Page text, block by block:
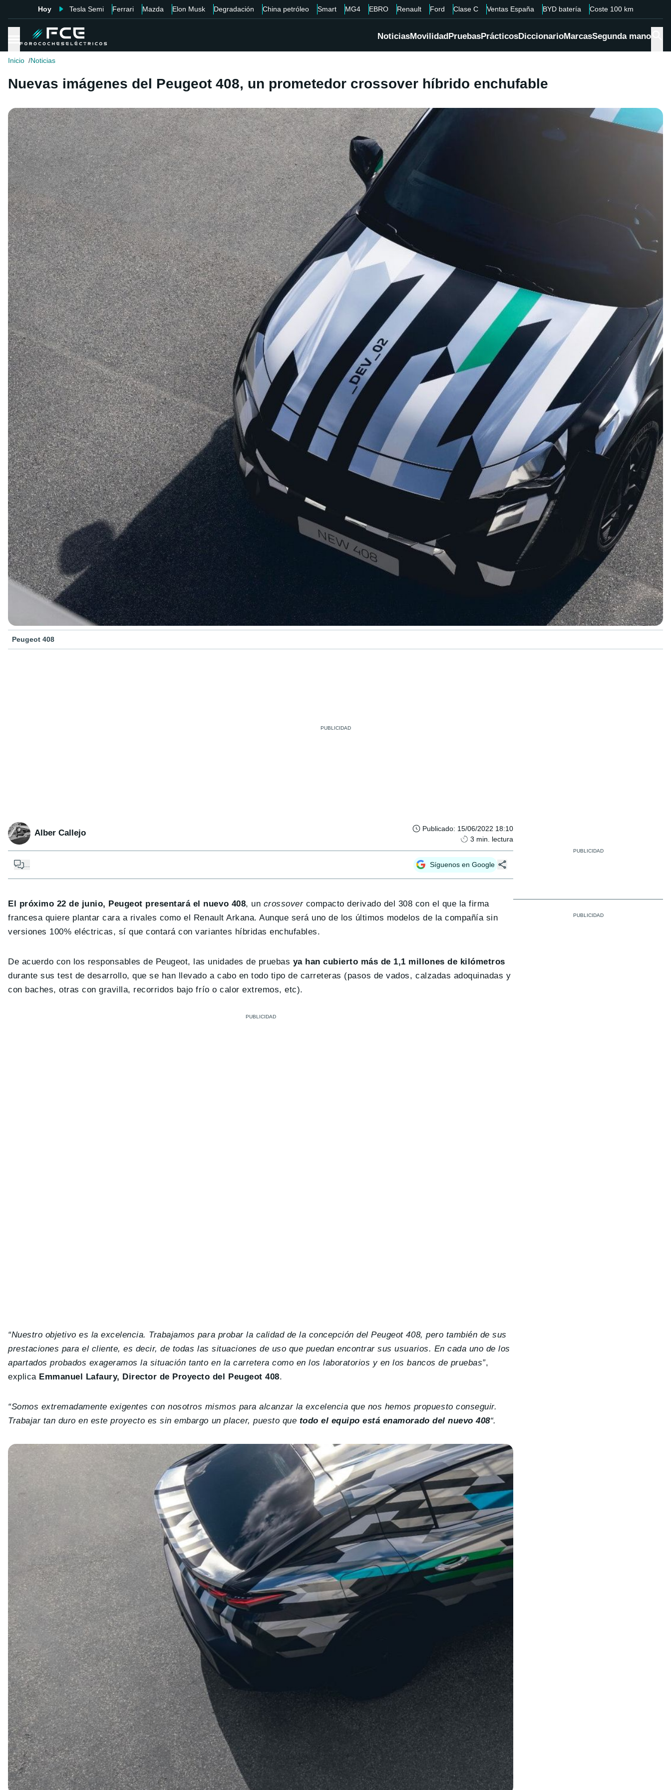
Hoy Tesla Semi Ferrari Mazda Elon Musk Degradación China petróleo Smart MG4 EBRO Renault Ford Clase C Ventas España BYD batería Coste 100 km
NoticiasMovilidadPruebasPrácticosDiccionarioMarcasSegunda mano
Inicio Noticias
Nuevas imágenes del Peugeot 408, un prometedor crossover híbrido enchufable
Peugeot 408
Alber Callejo Publicado: 15/06/2022 18:10
3 min. lectura
Síguenos en Google
El próximo 22 de junio, Peugeot presentará el nuevo 408, un crossovercompacto derivado del 308 con el que la firma
francesa quiere plantar cara a rivales como el Renault Arkana. Aunque será uno de los últimos modelos de la compañía sin
versiones 100% eléctricas, sí que contará con variantes híbridas enchufables.
De acuerdo con los responsables de Peugeot, las unidades de pruebas ya han cubierto más de 1,1 millones de kilómetros
durante sus test de desarrollo, que se han llevado a cabo en todo tipo de carreteras (pasos de vados, calzadas adoquinadas y
con baches, otras con gravilla, recorridos bajo frío o calor extremos, etc).
“Nuestro objetivo es la excelencia. Trabajamos para probar la calidad de la concepción del Peugeot 408, pero también de sus
prestaciones para el cliente, es decir, de todas las situaciones de uso que puedan encontrar sus usuarios. En cada uno de los
apartados probados exageramos la situación tanto en la carretera como en los laboratorios y en los bancos de pruebas”,
explica Emmanuel Lafaury, Director de Proyecto del Peugeot 408.
“Somos extremadamente exigentes con nosotros mismos para alcanzar la excelencia que nos hemos propuesto conseguir.
Trabajar tan duro en este proyecto es sin embargo un placer, puesto que todo el equipo está enamorado del nuevo 408“.